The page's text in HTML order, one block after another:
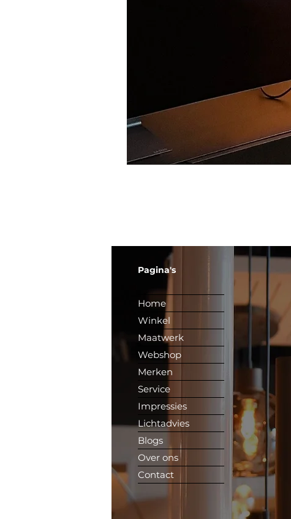
Pagina's
Home
Winkel
Maatwerk
Webshop
Merken
Service
Impressies
Lichtadvies
Blogs
Over ons
Contact